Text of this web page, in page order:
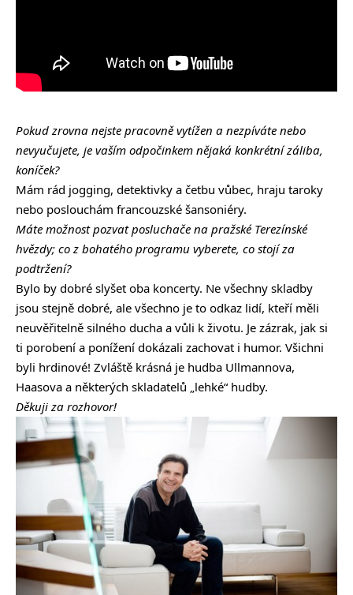
Pokud zrovna nejste pracovně vytížen a nezpíváte nebo
nevyučujete, je vaším odpočinkem nějaká konkrétní záliba,
koníček?
Mám rád jogging, detektivky a četbu vůbec, hraju taroky
nebo poslouchám francouzské šansoniéry.
Máte možnost pozvat posluchače na pražské Terezínské
hvězdy; co z bohatého programu vyberete, co stojí za
podtržení?
Bylo by dobré slyšet oba koncerty. Ne všechny skladby
jsou stejně dobré, ale všechno je to odkaz lidí, kteří měli
neuvěřitelně silného ducha a vůli k životu. Je zázrak, jak si
ti porobení a ponížení dokázali zachovat i humor. Všichni
byli hrdinové! Zvláště krásná je hudba Ullmannova,
Haasova a některých skladatelů „lehké“ hudby.
Děkuji za rozhovor!